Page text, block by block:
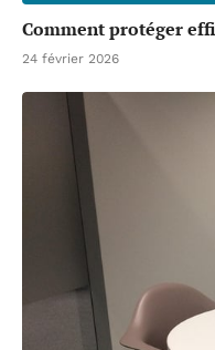
Comment protéger
24 février 2026